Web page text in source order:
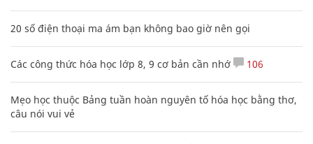
20 số điện thoại ma ám bạn không bao giờ nên gọi
Các công thức hóa học lớp 8, 9 cơ bản cần nhớ 106
Mẹo học thuộc Bảng tuần hoàn nguyên tố hóa học bằng thơ,
câu nói vui vẻ